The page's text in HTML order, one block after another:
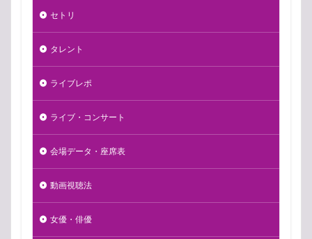
セトリ
タレント
ライブレポ
ライブ・コンサート
会場データ・座席表
動画視聴法
女優・俳優